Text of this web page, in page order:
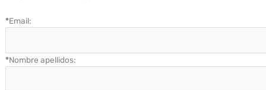
*Email:
*Nombre apellidos: